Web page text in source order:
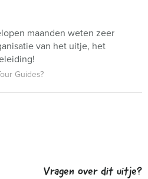
maanden weten zeer
van het uitje, het
Guides?
Vragen over dit uitje?